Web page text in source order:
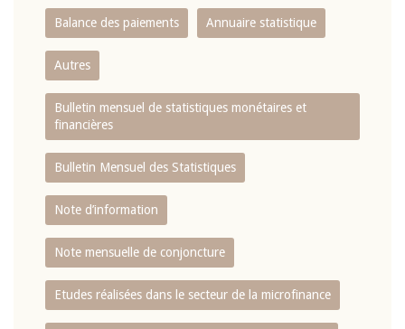
Balance des paiements Annuaire statistique
Autres
Bulletin mensuel de statistiques monétaires et
financières
Bulletin Mensuel des Statistiques
Note d’information
Note mensuelle de conjoncture
Etudes réalisées dans le secteur de la microfinance